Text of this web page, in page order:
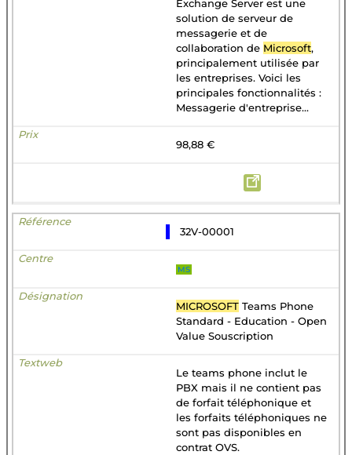
Exchange Server est une
solution de serveur de
messagerie et de
collaboration de Microsoft,
principalement utilisée par
les entreprises. Voici les
principales fonctionnalités :
Messagerie d'entreprise...
98,88 €
32V-00001
MS
MICROSOFT Teams Phone
Standard - Education - Open
Value Souscription
Le teams phone inclut le
PBX mais il ne contient pas
de forfait téléphonique et
les forfaits téléphoniques ne
sont pas disponibles en
contrat OVS.